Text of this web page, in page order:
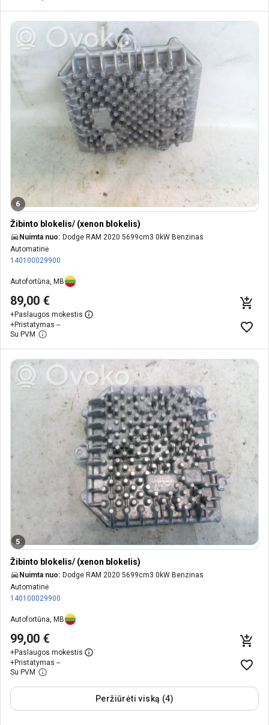
6
Žibinto blokelis/ (xenon blokelis)
Nuimta nuo: Dodge RAM 2020 5699cm3 0kW Benzinas
Automatinė
140100029900
Autofortūna, MB
89,00 €
+Paslaugos mokestis
+Pristatymas --
Su PVM
5
Žibinto blokelis/ (xenon blokelis)
Nuimta nuo: Dodge RAM 2020 5699cm3 0kW Benzinas
Automatinė
140100029900
Autofortūna, MB
99,00 €
+Paslaugos mokestis
+Pristatymas --
Su PVM
Peržiūrėti viską (4)